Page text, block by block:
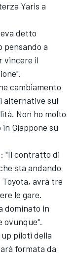
Yaris a
detto
pensando a
vincere il
cambiamento
alternative sul
Non ho molto
Giappone su
"Il contratto di
sta andando
Toyota, avrà tre
le gare.
dominato in
ovunque".
piloti della
formata da